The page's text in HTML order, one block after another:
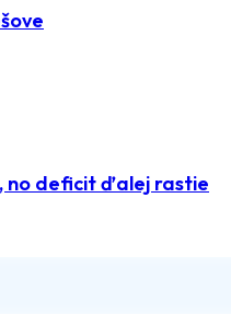
no deficit ďalej rastie